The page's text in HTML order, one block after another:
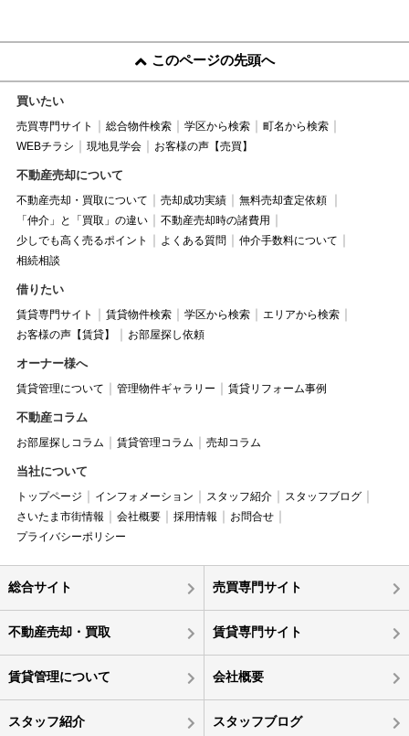
このページの先頭へ
買いたい
売買専門サイト 総合物件検索 学区から検索
町名から検索
WEBチラシ
現地見学会 お客様の声【売買】
不動産売却について
不動産売却・買取について 売却成功実績
無料売却査定依頼
「仲介」と「買取」の違い
不動産売却時の諸費用
少しでも高く売るポイント
よくある質問
仲介手数料について
相続相談
借りたい
賃貸専門サイト 賃貸物件検索 学区から検索
エリアから検索
お客様の声【賃貸】
お部屋探し依頼
オーナー様へ
賃貸管理について 管理物件ギャラリー 賃貸リフォーム事例
不動産コラム
お部屋探しコラム 賃貸管理コラム 売却コラム
当社について
トップページ インフォメーション スタッフ紹介
スタッフブログ
さいたま市街情報
会社概要 採用情報
お問合せ
プライバシーポリシー
総合サイト 売買専門サイト
不動産売却・買取 賃貸専門サイト
賃貸管理について 会社概要
スタッフ紹介 スタッフブログ